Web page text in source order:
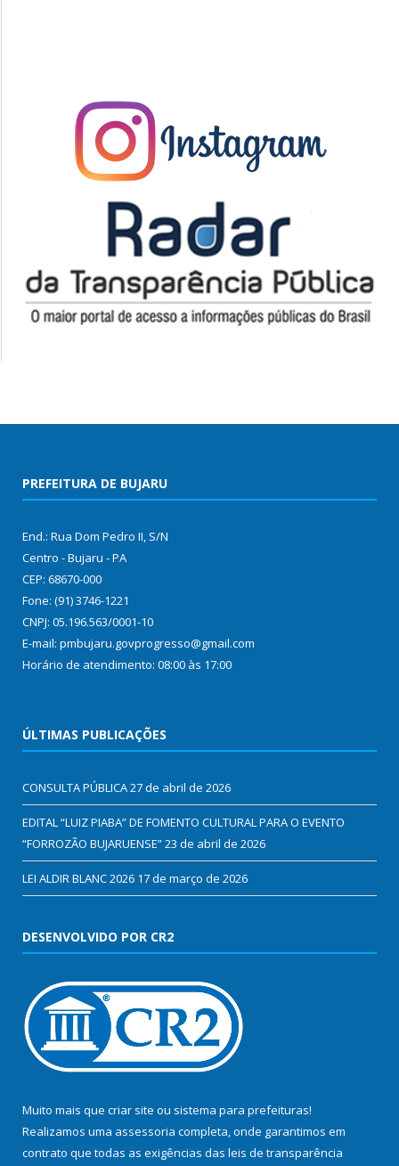
PREFEITURA DE BUJARU
End.: Rua Dom Pedro II, S/N
Centro - Bujaru - PA
CEP: 68670-000
Fone: (91) 3746-1221
CNPJ: 05.196.563/0001-10
E-mail: pmbujaru.govprogresso@gmail.com
Horário de atendimento: 08:00 às 17:00
ÚLTIMAS PUBLICAÇÕES
CONSULTA PÚBLICA27 de abril de 2026
EDITAL “LUIZ PIABA” DE FOMENTO CULTURAL PARA O EVENTO
“FORROZÃO BUJARUENSE”23 de abril de 2026
LEI ALDIR BLANC 2026 17 de março de 2026
DESENVOLVIDO POR CR2
Muito mais que criar site ou sistema para prefeituras!
Realizamos uma assessoria completa, onde garantimos em
contrato que todas as exigências das leis de transparência